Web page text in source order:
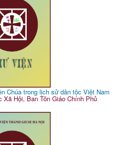
Chúa trong lịch sử dân tộc Việt Nam
Xã Hội, Ban Tôn Giáo Chính Phủ